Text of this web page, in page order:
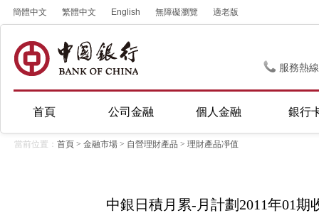
簡體中文 繁體中文 English 無障礙瀏覽 適老版
服務熱
首頁 公司金融 個人金融 銀行
當前位置： 首頁 > 金融市場 > 自營理財產品 > 理財產品凈值
中銀日積月累-月計劃2011年01期